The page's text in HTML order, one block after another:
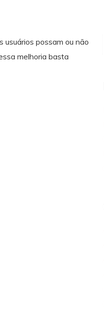
usuários possam ou não
melhoria basta